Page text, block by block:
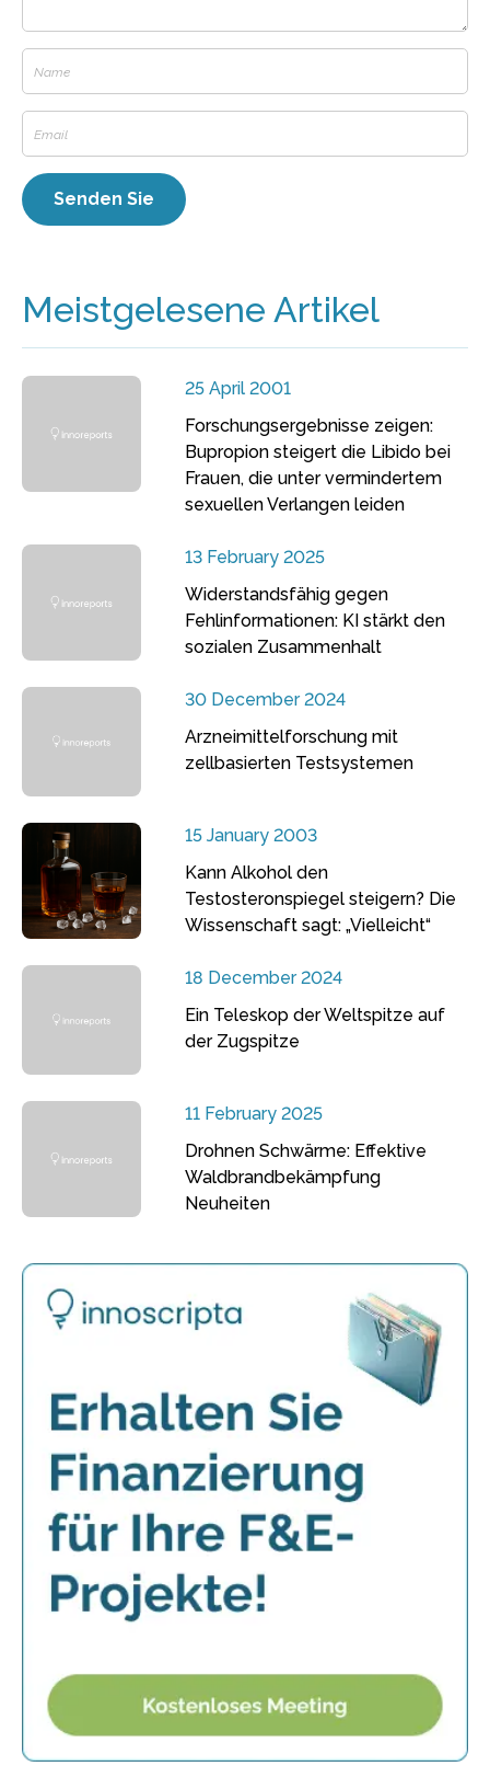
Meistgelesene Artikel
25 April 2001
Forschungsergebnisse zeigen:
Bupropion steigert die Libido bei
Frauen, die unter vermindertem
sexuellen Verlangen leiden
13 February 2025
Widerstandsfähig gegen
Fehlinformationen: KI stärkt den
sozialen Zusammenhalt
30 December 2024
Arzneimittelforschung mit
zellbasierten Testsystemen
15 January 2003
Kann Alkohol den
Testosteronspiegel steigern? Die
Wissenschaft sagt: „Vielleicht“
18 December 2024
Ein Teleskop der Weltspitze auf
der Zugspitze
11 February 2025
Drohnen Schwärme: Effektive
Waldbrandbekämpfung
Neuheiten